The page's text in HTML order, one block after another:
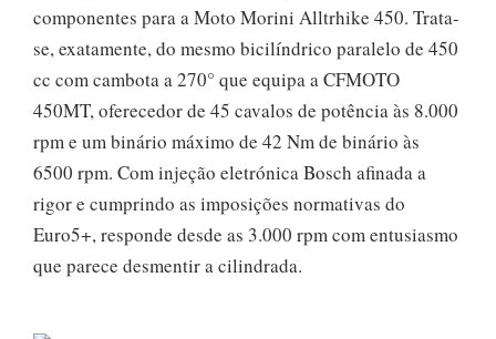
componentes para a Moto Morini Alltrhike 450. Trata-
se, exatamente, do mesmo bicilíndrico paralelo de 450
cc com cambota a 270° que equipa a CFMOTO
450MT, oferecedor de 45 cavalos de potência às 8.000
rpm e um binário máximo de 42 Nm de binário às
6500 rpm. Com injeção eletrónica Bosch afinada a
rigor e cumprindo as imposições normativas do
Euro5+, responde desde as 3.000 rpm com entusiasmo
que parece desmentir a cilindrada.